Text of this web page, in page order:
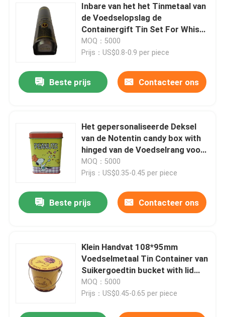
Thuis
Video's
Over ons
Inbare van het het Tinmetaal van
de Voedselopslag de
Containergift Tin Set For Whisky
Wine
MOQ：5000
Prijs：US$0.8-0.9 per piece
Beste prijs Contacteer ons
Het gepersonaliseerde Deksel
van de Notentin candy box with
hinged van de Voedselrang voor
Noten Verpakking
MOQ：5000
Prijs：US$0.35-0.45 per piece
Beste prijs Contacteer ons
Klein Handvat 108*95mm
Voedselmetaal Tin Container van
Suikergoedtin bucket with lid
and
MOQ：5000
Prijs：US$0.45-0.65 per piece